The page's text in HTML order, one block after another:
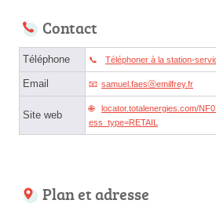
Contact
Téléphone Téléphoner à la station-
Email samuel.faesⓐemilfrey.fr
Site web
locator.totalenergies.com/
ess_type=RETAIL
Plan et adresse